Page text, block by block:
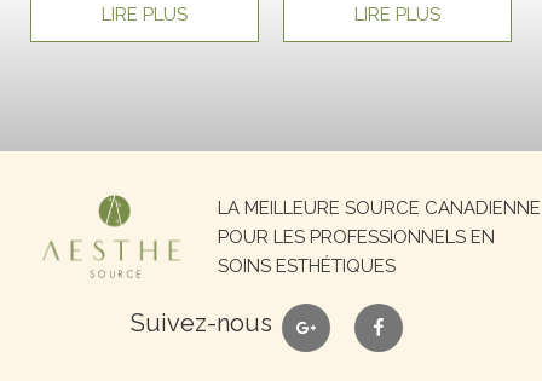
LIRE PLUS LIRE PLUS
LA MEILLEURE SOURCE CANADIENNE
POUR LES PROFESSIONNELS EN
SOINS ESTHÉTIQUES
Suivez-nous google facebook
Recherche
pour :